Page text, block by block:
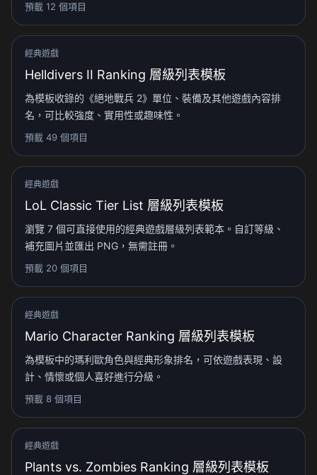
預載 12 個項目
經典遊戲
Helldivers II Ranking 層級列表模板
為模板收錄的《絕地戰兵 2》單位、裝備及其他遊戲內容排
名，可比較強度、實用性或趣味性。
預載 49 個項目
經典遊戲
LoL Classic Tier List 層級列表模板
瀏覽 7 個可直接使用的經典遊戲層級列表範本。自訂等級、
補充圖片並匯出 PNG，無需註冊。
預載 20 個項目
經典遊戲
Mario Character Ranking 層級列表模板
為模板中的瑪利歐角色與經典形象排名，可依遊戲表現、設
計、情懷或個人喜好進行分級。
預載 8 個項目
經典遊戲
Plants vs. Zombies Ranking 層級列表模板